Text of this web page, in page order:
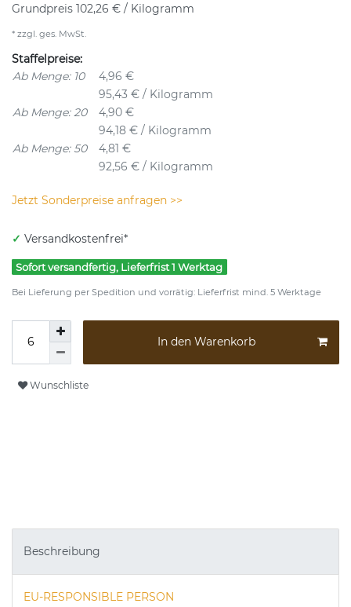
Grundpreis 102,26 € / Kilogramm
* zzgl. ges. MwSt.
Staffelpreise:
Ab Menge: 10
4,96 €
95,43 € / Kilogramm
Ab Menge: 20
4,90 €
94,18 € / Kilogramm
Ab Menge: 50
4,81 €
92,56 € / Kilogramm
Jetzt Sonderpreise anfragen >>
✓ Versandkostenfrei*
Sofort versandfertig, Lieferfrist 1 Werktag
Bei Lieferung per Spedition und vorrätig: Lieferfrist mind. 5 Werktage
In den Warenkorb
Wunschliste
Beschreibung
EU-RESPONSIBLE PERSON